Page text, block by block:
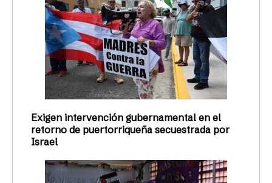
Exigen intervención gubernamental en el
retorno de puertorriqueña secuestrada por
Israel